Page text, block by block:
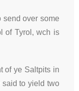
send over some
of Tyrol, wch is
of ye Saltpits in
said to yield two